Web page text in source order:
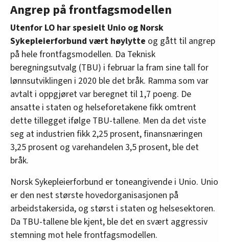
Angrep på frontfagsmodellen
Utenfor LO har spesielt Unio og Norsk
Sykepleierforbund vært høylytte og gått til angrep
på hele frontfagsmodellen. Da Teknisk
beregningsutvalg (TBU) i februar la fram sine tall for
lønnsutviklingen i 2020 ble det bråk. Ramma som var
avtalt i oppgjøret var beregnet til 1,7 poeng. De
ansatte i staten og helseforetakene fikk omtrent
dette tillegget ifølge TBU-tallene. Men da det viste
seg at industrien fikk 2,25 prosent, finansnæringen
3,25 prosent og varehandelen 3,5 prosent, ble det
bråk.
Norsk Sykepleierforbund er toneangivende i Unio. Unio
er den nest største hovedorganisasjonen på
arbeidstakersida, og størst i staten og helsesektoren.
Da TBU-tallene ble kjent, ble det en svært aggressiv
stemning mot hele frontfagsmodellen.